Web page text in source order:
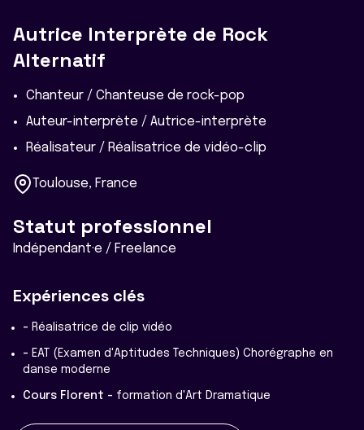
Autrice Interprète de Rock
Alternatif
Chanteur / Chanteuse de rock-pop
Auteur-interprète / Autrice-interprète
Réalisateur / Réalisatrice de vidéo-clip
Toulouse, France
Statut professionnel
Indépendant·e / Freelance
Expériences clés
- Réalisatrice de clip vidéo
- EAT (Examen d'Aptitudes Techniques) Chorégraphe en
danse moderne
Cours Florent - formation d'Art Dramatique